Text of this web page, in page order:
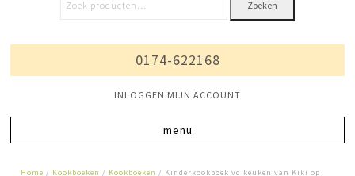
Zoeken
0174-622168
INLOGGEN MIJN ACCOUNT
Home / Kookboeken / Kookboeken / Kinderkookboek vd keuken van Kiki op